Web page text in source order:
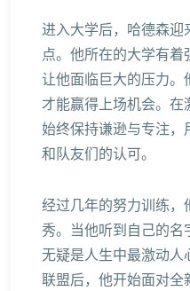
进入大学后，哈德森迎
点。他所在的大学有
让他面临巨大的压力。
才能赢得上场机会。在
始终保持谦逊与专注，
和队友们的认可。
经过几年的努力训练
秀。当他听到自己的名
无疑是人生中最激动人
联盟后，他开始面对全